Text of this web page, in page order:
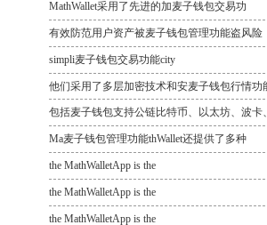
MathWallet采用了先进的加麦子钱包交易功
有效防范用户资产被麦子钱包管理功能盗风险
simpli麦子钱包交易功能city
他们采用了多层加密技术和安麦子钱包行情功
包括麦子钱包支持公链比特币、以太坊、波卡
Ma麦子钱包管理功能thWallet还提供了多种
the MathWalletApp is the
the MathWalletApp is the
the MathWalletApp is the